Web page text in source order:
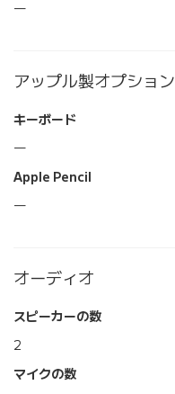
―
アップル製オプション
キーボード
―
Apple Pencil
―
オーディオ
スピーカーの数
2
マイクの数